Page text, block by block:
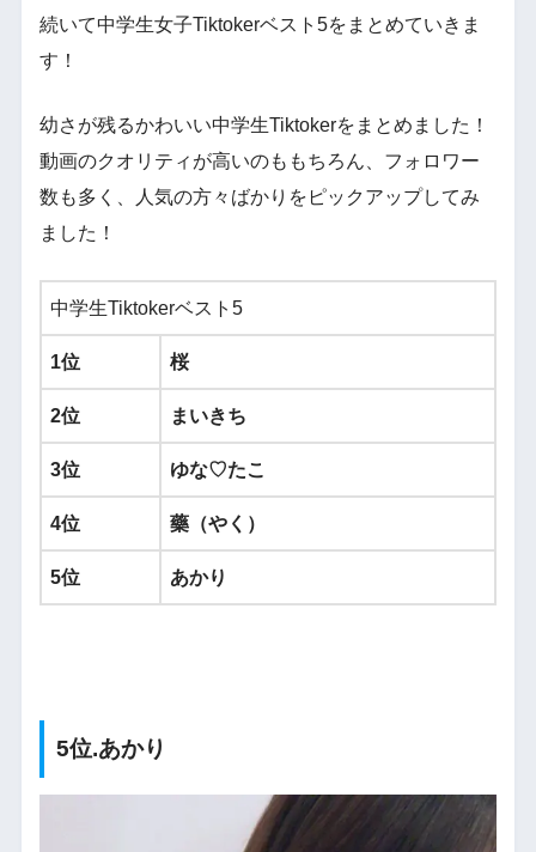
続いて中学生女子Tiktokerベスト5をまとめていきま
す！
幼さが残るかわいい中学生Tiktokerをまとめました！
動画のクオリティが高いのももちろん、フォロワー
数も多く、人気の方々ばかりをピックアップしてみ
ました！
中学生Tiktokerベスト5
1位 桜
2位 まいきち
3位 ゆな♡たこ
4位 藥（やく）
5位 あかり
5位.あかり